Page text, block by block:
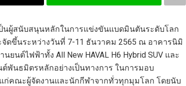
นผู้สนับสนุนหลักในการแข่งขันแบดมินตันระดับโลก
จัดขึ้นระหว่างวันที่ 7-11 ธันวาคม 2565 ณ อาคารนิมิ
ต์ไฟฟ้าทั้ง All New HAVAL H6 Hybrid SUV และ
นต์พันธมิตรหลักอย่างเป็นทางการ ในการมอบ
ก่คณะผู้จัดงานและนักกีฬาจากทั่วทุกมุมโลก โดยนับ